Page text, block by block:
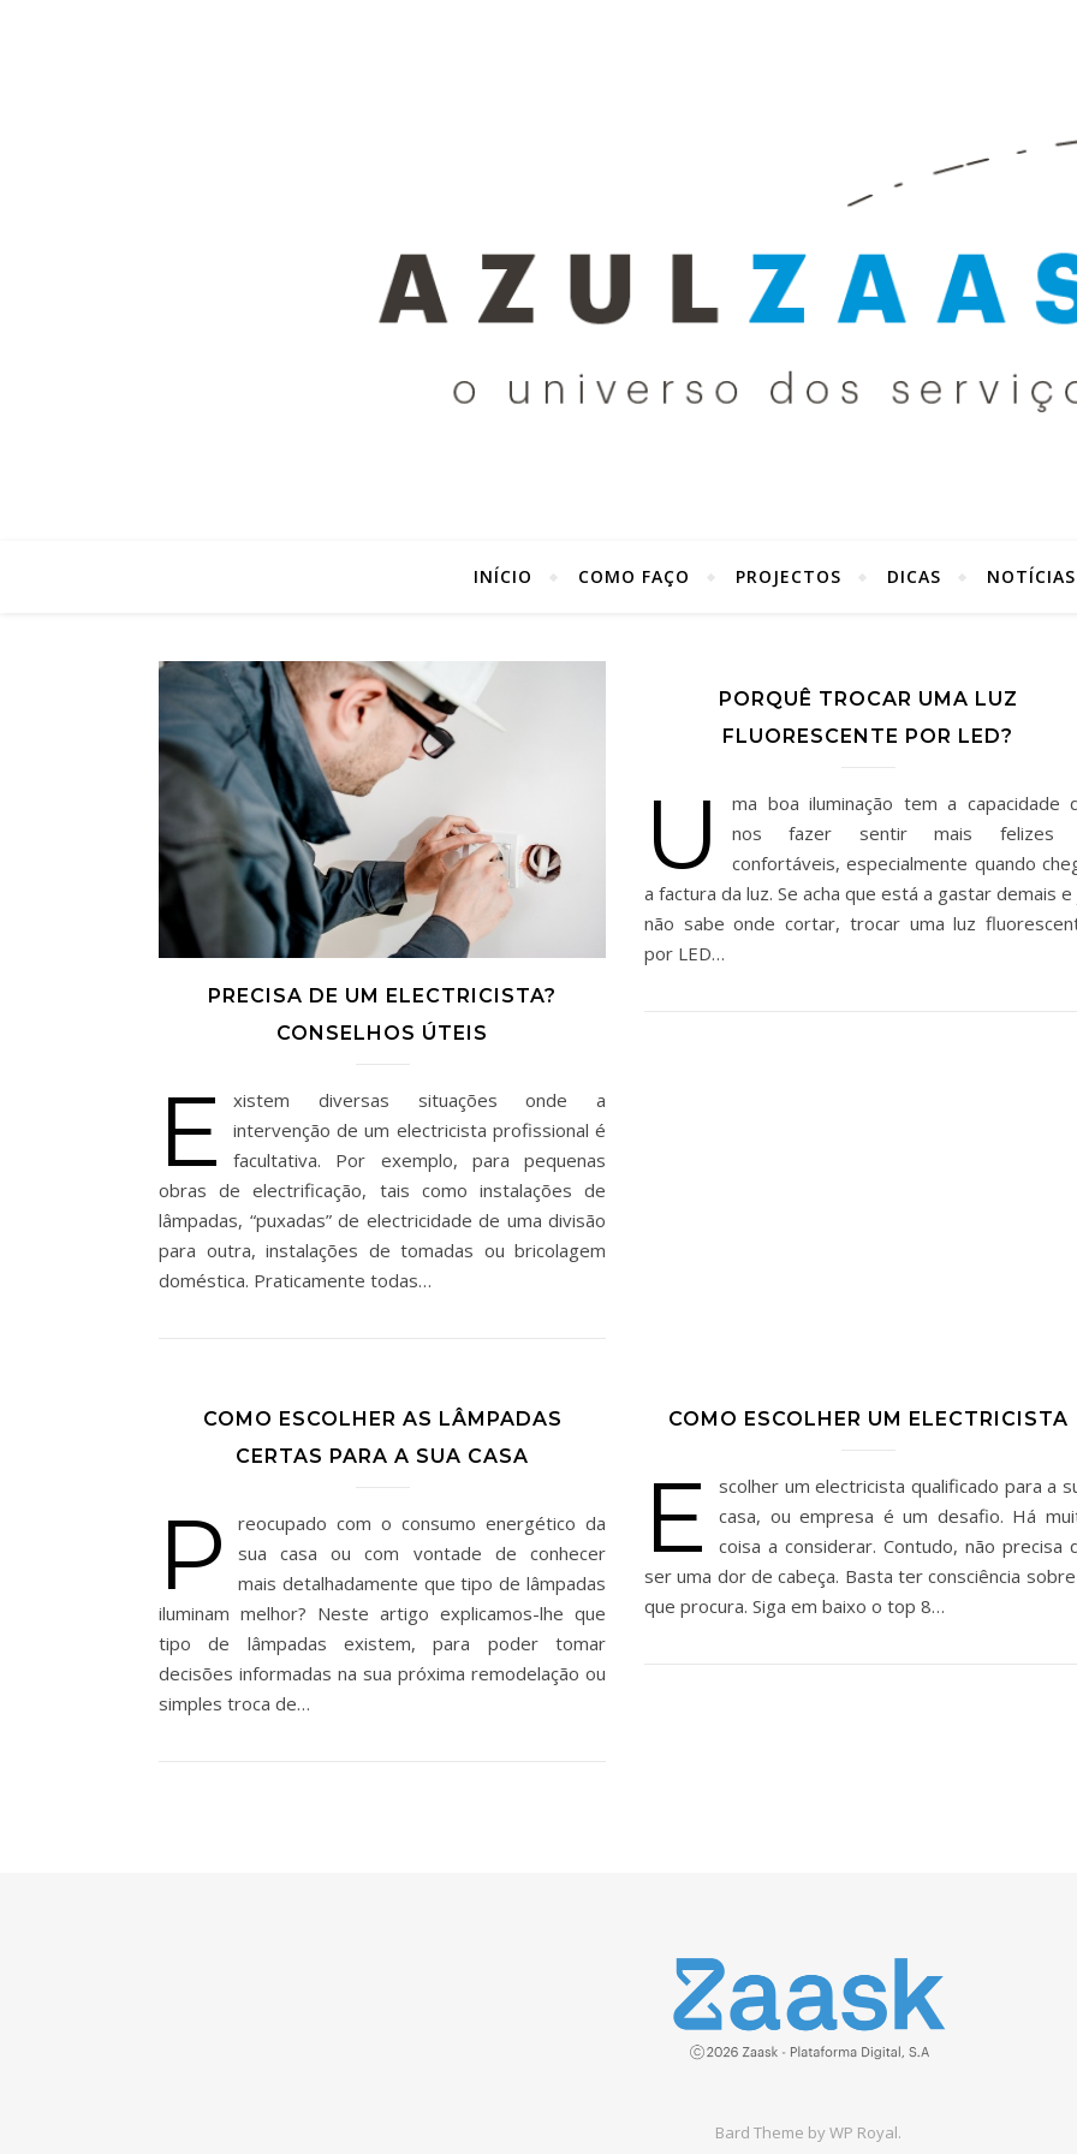
INÍCIO COMO FAÇO PROJECTOS DICAS NOTÍCIAS
PRECISA DE UM ELECTRICISTA?
CONSELHOS ÚTEIS
E
xistem diversas situações onde a
intervenção de um electricista profissional é
facultativa. Por exemplo, para pequenas
obras de electrificação, tais como instalações de
lâmpadas, “puxadas” de electricidade de uma divisão
para outra, instalações de tomadas ou bricolagem
doméstica. Praticamente todas…
PORQUÊ TROCAR UMA LUZ
FLUORESCENTE POR LED?
U
ma boa iluminação tem a capacidade
nos fazer sentir mais felizes
confortáveis, especialmente quando
a factura da luz. Se acha que está a gastar demais e
não sabe onde cortar, trocar uma luz
por LED…
COMO ESCOLHER AS LÂMPADAS
CERTAS PARA A SUA CASA
P
reocupado com o consumo energético da
sua casa ou com vontade de conhecer
mais detalhadamente que tipo de lâmpadas
iluminam melhor? Neste artigo explicamos-lhe que
tipo de lâmpadas existem, para poder tomar
decisões informadas na sua próxima remodelação ou
simples troca de…
COMO ESCOLHER UM ELECTRICISTA
E
scolher um electricista qualificado para a
casa, ou empresa é um desafio. Há
coisa a considerar. Contudo, não precisa
ser uma dor de cabeça. Basta ter consciência
que procura. Siga em baixo o top 8…
Bard Theme byWP Royal.